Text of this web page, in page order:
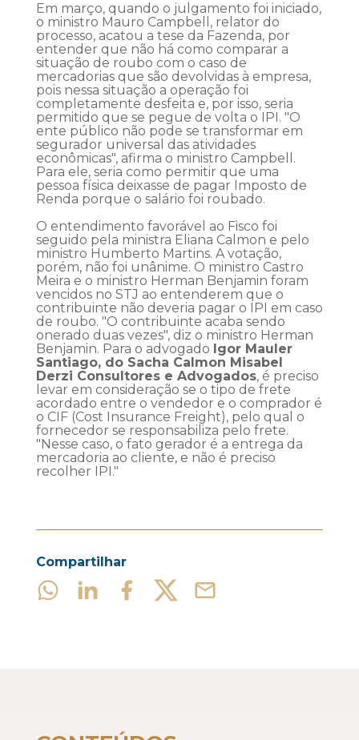
Em março, quando o julgamento foi iniciado,
o ministro Mauro Campbell, relator do
processo, acatou a tese da Fazenda, por
entender que não há como comparar a
situação de roubo com o caso de
mercadorias que são devolvidas à empresa,
pois nessa situação a operação foi
completamente desfeita e, por isso, seria
permitido que se pegue de volta o IPI. "O
ente público não pode se transformar em
segurador universal das atividades
econômicas", afirma o ministro Campbell.
Para ele, seria como permitir que uma
pessoa física deixasse de pagar Imposto de
Renda porque o salário foi roubado.
O entendimento favorável ao Fisco foi
seguido pela ministra Eliana Calmon e pelo
ministro Humberto Martins. A votação,
porém, não foi unânime. O ministro Castro
Meira e o ministro Herman Benjamin foram
vencidos no STJ ao entenderem que o
contribuinte não deveria pagar o IPI em caso
de roubo. "O contribuinte acaba sendo
onerado duas vezes", diz o ministro Herman
Benjamin. Para o advogado Igor Mauler
Santiago, do Sacha Calmon Misabel
Derzi Consultores e Advogados, é preciso
levar em consideração se o tipo de frete
acordado entre o vendedor e o comprador é
o CIF (Cost Insurance Freight), pelo qual o
fornecedor se responsabiliza pelo frete.
"Nesse caso, o fato gerador é a entrega da
mercadoria ao cliente, e não é preciso
recolher IPI."
Compartilhar